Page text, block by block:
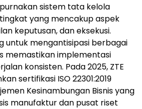
sistem tata kelola
yang mencakup aspek
keputusan, dan eksekusi.
untuk mengantisipasi berbagai
memastikan implementasi
konsisten. Pada 2025, ZTE
sertifikasi ISO 22301:2019
Kesinambungan Bisnis yang
manufaktur dan pusat riset